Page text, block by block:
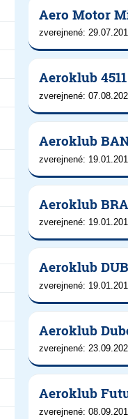
Aero Motor
zverejnené:
Aeroklub
zverejnené:
Aeroklub
zverejnené:
Aeroklub
zverejnené:
Aeroklub
zverejnené:
Aeroklub
zverejnené:
Aeroklub
zverejnené: